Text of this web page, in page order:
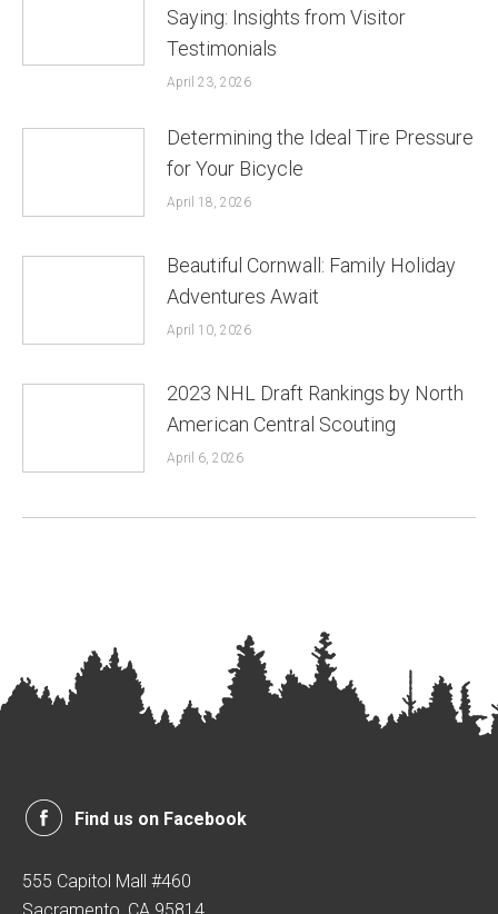
Saying: Insights from Visitor
Testimonials
April 23, 2026
Determining the Ideal Tire Pressure
for Your Bicycle
April 18, 2026
Beautiful Cornwall: Family Holiday
Adventures Await
April 10, 2026
2023 NHL Draft Rankings by North
American Central Scouting
April 6, 2026
Find us on Facebook
555 Capitol Mall #460